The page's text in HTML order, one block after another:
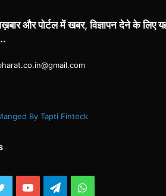
और पोर्टल में खबर, विज्ञापन देने के लिए
By Tapti Finteck
TwitterYouTubeTelegramWhatsApp